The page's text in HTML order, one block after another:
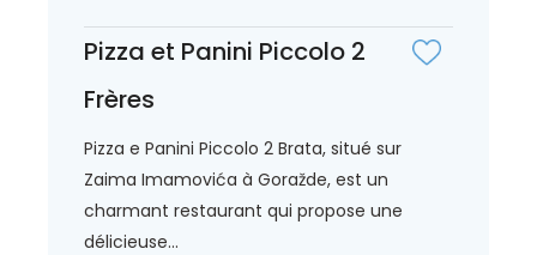
Pizza et Panini Piccolo 2
Frères
Pizza e Panini Piccolo 2 Brata, situé sur
Zaima Imamovića à Goražde, est un
charmant restaurant qui propose une
délicieuse...